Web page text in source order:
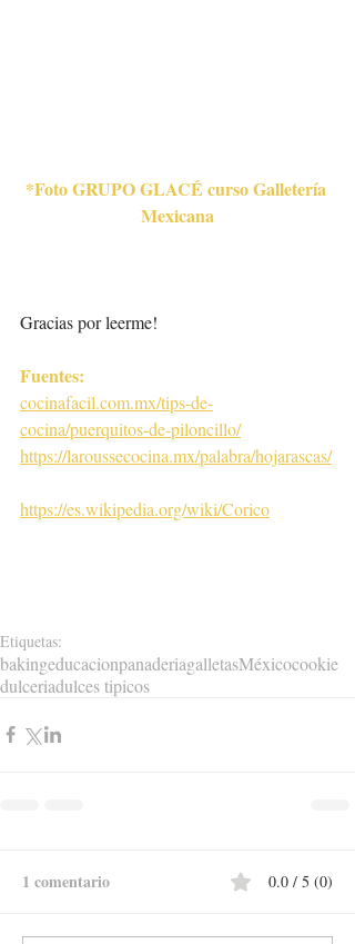
*Foto GRUPO GLACÉ curso Galletería
Mexicana
Gracias por leerme!
Fuentes:
cocinafacil.com.mx/tips-de-
cocina/puerquitos-de-piloncillo/
https://laroussecocina.mx/palabra/hojarascas/
https://es.wikipedia.org/wiki/Corico
Etiquetas:
bakingeducacionpanaderiagalletasMéxicocookie
dulceriadulces tipicos
1 comentario 0.0 / 5 (0)